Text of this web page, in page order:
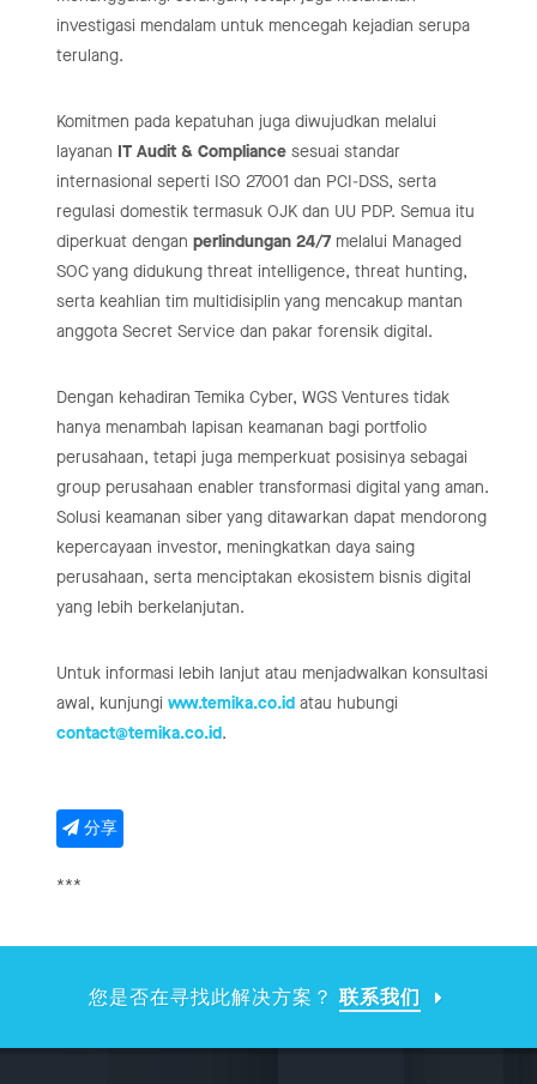
investigasi mendalam untuk mencegah kejadian serupa
terulang.
Komitmen pada kepatuhan juga diwujudkan melalui
layanan IT Audit & Compliance sesuai standar
internasional seperti ISO 27001 dan PCI-DSS, serta
regulasi domestik termasuk OJK dan UU PDP. Semua itu
diperkuat dengan perlindungan 24/7 melalui Managed
SOC yang didukung threat intelligence, threat hunting,
serta keahlian tim multidisiplin yang mencakup mantan
anggota Secret Service dan pakar forensik digital.
Dengan kehadiran Temika Cyber, WGS Ventures tidak
hanya menambah lapisan keamanan bagi portfolio
perusahaan, tetapi juga memperkuat posisinya sebagai
group perusahaan enabler transformasi digital yang aman.
Solusi keamanan siber yang ditawarkan dapat mendorong
kepercayaan investor, meningkatkan daya saing
perusahaan, serta menciptakan ekosistem bisnis digital
yang lebih berkelanjutan.
Untuk informasi lebih lanjut atau menjadwalkan konsultasi
awal, kunjungi www.temika.co.id atau hubungi
contact@temika.co.id.
分享
***
您是否在寻找此解决方案？ 联系我们